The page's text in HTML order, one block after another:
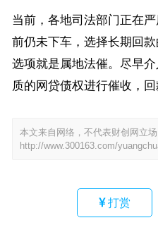
当前，各地司法部门正在
前仍未下车，选择长期回
选项就是属地法催。尽早
质的网贷债权进行催收，
本文来自网络，不代表财创网立
http://www.300163.com/
打赏